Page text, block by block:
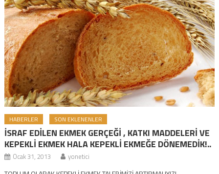
HABERLER SON EKLENENLER
İSRAF EDİLEN EKMEK GERÇEĞİ , KATKI MADDELERİ VE
KEPEKLİ EKMEK HALA KEPEKLİ EKMEĞE DÖNEMEDİK!..
Ocak 31, 2013 yonetici